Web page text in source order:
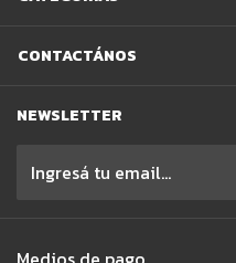
CONTACTÁNOS
NEWSLETTER